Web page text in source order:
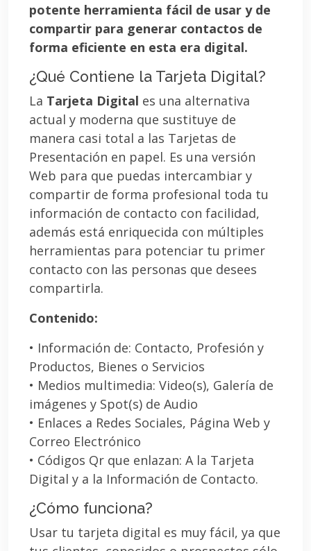
potente herramienta fácil de usar y de
compartir para generar contactos de
forma eficiente en esta era digital.
¿Qué Contiene la Tarjeta Digital?
La Tarjeta Digital es una alternativa
actual y moderna que sustituye de
manera casi total a las Tarjetas de
Presentación en papel. Es una versión
Web para que puedas intercambiar y
compartir de forma profesional toda tu
información de contacto con facilidad,
además está enriquecida con múltiples
herramientas para potenciar tu primer
contacto con las personas que desees
compartirla.
Contenido:
• Información de: Contacto, Profesión y
Productos, Bienes o Servicios
• Medios multimedia: Video(s), Galería de
imágenes y Spot(s) de Audio
• Enlaces a Redes Sociales, Página Web y
Correo Electrónico
• Códigos Qr que enlazan: A la Tarjeta
Digital y a la Información de Contacto.
¿Cómo funciona?
Usar tu tarjeta digital es muy fácil, ya que